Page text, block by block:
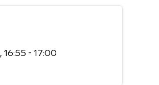
16:55 - 17:00